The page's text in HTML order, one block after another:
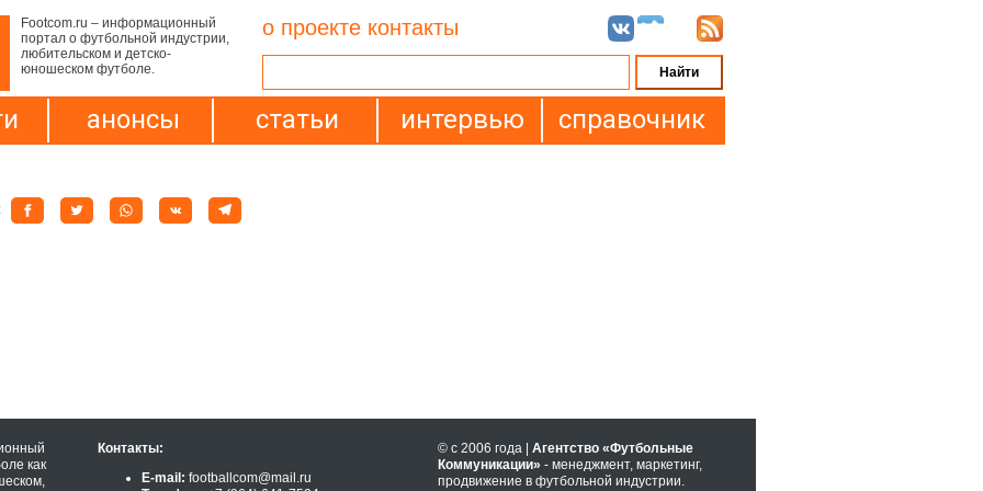
Footcom.ru – информационный
портал о футбольной индустрии,
любительском и детско-
юношеском футболе.
о проекте контакты
анонсы статьи интервью справочник
как
Контакты:
E-mail: footballcom@mail.ru
© с 2006 года | Агентство «Футбольные
Коммуникации» - менеджмент, маркетинг,
продвижение в футбольной индустрии.